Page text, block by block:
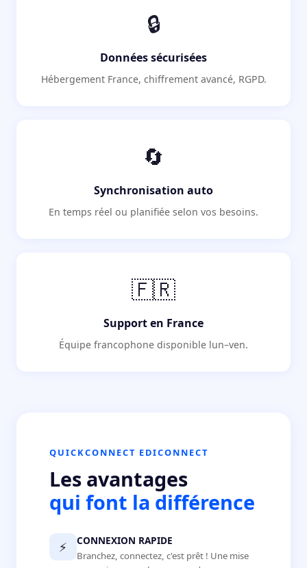
🔒
Données sécurisées
Hébergement France, chiffrement avancé, RGPD.
🔄
Synchronisation auto
En temps réel ou planifiée selon vos besoins.
🇫🇷
Support en France
Équipe francophone disponible lun–ven.
QUICKCONNECT EDICONNECT
Les avantages
qui font la différence
⚡ CONNEXION RAPIDE
Branchez, connectez, c'est prêt ! Une mise